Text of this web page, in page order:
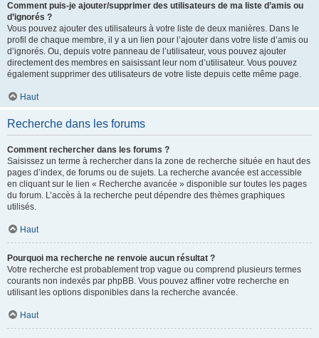
Comment puis-je ajouter/supprimer des utilisateurs de ma liste d’amis ou
d’ignorés ?
Vous pouvez ajouter des utilisateurs à votre liste de deux manières. Dans le
profil de chaque membre, il y a un lien pour l’ajouter dans votre liste d’amis ou
d’ignorés. Ou, depuis votre panneau de l’utilisateur, vous pouvez ajouter
directement des membres en saisissant leur nom d’utilisateur. Vous pouvez
également supprimer des utilisateurs de votre liste depuis cette même page.
Haut
Recherche dans les forums
Comment rechercher dans les forums ?
Saisissez un terme à rechercher dans la zone de recherche située en haut des
pages d’index, de forums ou de sujets. La recherche avancée est accessible
en cliquant sur le lien « Recherche avancée » disponible sur toutes les pages
du forum. L’accès à la recherche peut dépendre des thèmes graphiques
utilisés.
Haut
Pourquoi ma recherche ne renvoie aucun résultat ?
Votre recherche est probablement trop vague ou comprend plusieurs termes
courants non indexés par phpBB. Vous pouvez affiner votre recherche en
utilisant les options disponibles dans la recherche avancée.
Haut